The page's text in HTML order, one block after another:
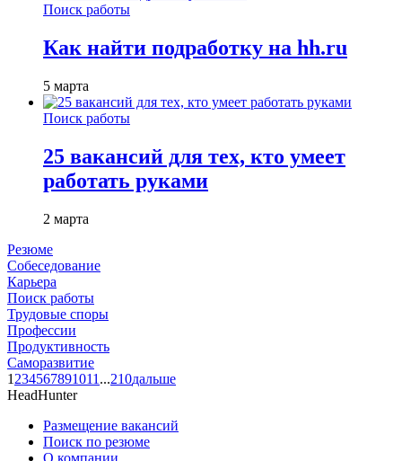
Поиск работы
Как найти подработку на hh.ru
5 марта
Поиск работы
25 вакансий для тех, кто умеет
работать руками
2 марта
Резюме
Собеседование
Карьера
Поиск работы
Трудовые споры
Профессии
Продуктивность
Саморазвитие
1 234567891011 ...210дальше
HeadHunter
Размещение вакансий
Поиск по резюме
О компании